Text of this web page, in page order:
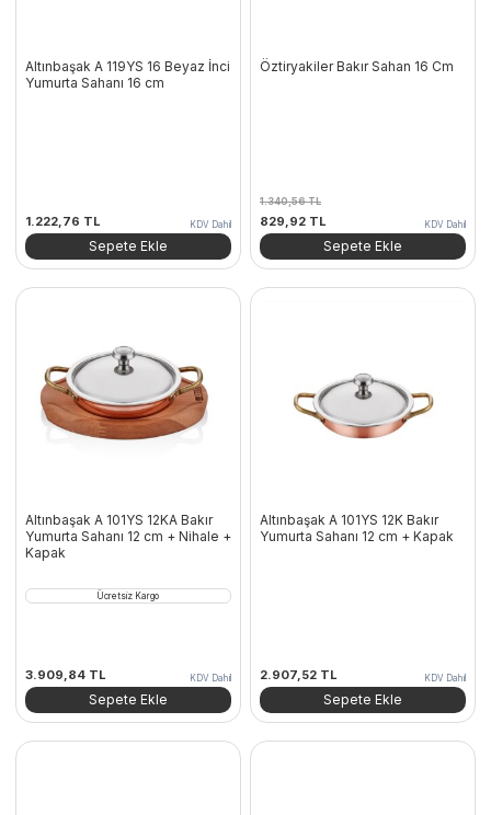
Altınbaşak A 119YS 16 Beyaz İnci
Yumurta Sahanı 16 cm
1.222,76 TL KDV Dahil
Sepete Ekle
Öztiryakiler Bakır Sahan 16 Cm
1.340,56TL
Orijinal
fiyat:
1.340,56 TL.
829,92 TL
andaki
fiyat:
KDV Dahil
Sepete Ekle
Altınbaşak A 101YS 12KA Bakır
Yumurta Sahanı 12 cm + Nihale +
Kapak
Ücretsiz Kargo
3.909,84 TL KDV Dahil
Sepete Ekle
Altınbaşak A 101YS 12K Bakır
Yumurta Sahanı 12 cm + Kapak
2.907,52 TL KDV Dahil
Sepete Ekle